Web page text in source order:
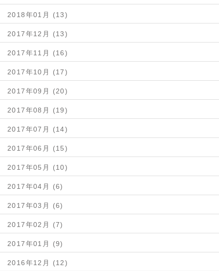
2018年01月 (13)
2017年12月 (13)
2017年11月 (16)
2017年10月 (17)
2017年09月 (20)
2017年08月 (19)
2017年07月 (14)
2017年06月 (15)
2017年05月 (10)
2017年04月 (6)
2017年03月 (6)
2017年02月 (7)
2017年01月 (9)
2016年12月 (12)